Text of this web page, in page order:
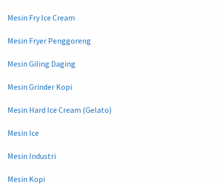
Mesin Fry Ice Cream
Mesin Fryer Penggoreng
Mesin Giling Daging
Mesin Grinder Kopi
Mesin Hard Ice Cream (Gelato)
Mesin Ice
Mesin Industri
Mesin Kopi